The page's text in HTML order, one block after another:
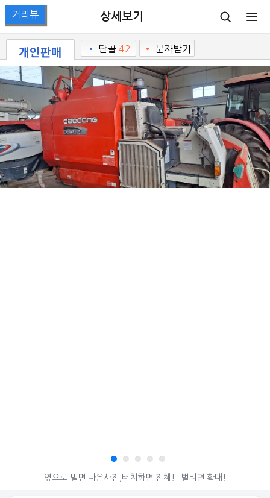
상세보기
개인판매 • 단골 42 • 문자받기
옆으로 밀면 다음사진,터치하면 전체! 벌리면 확대!